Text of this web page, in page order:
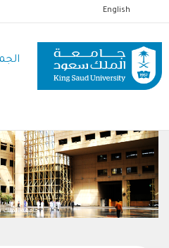
إلى
المحتوى
الرئيسي
English
جامعة